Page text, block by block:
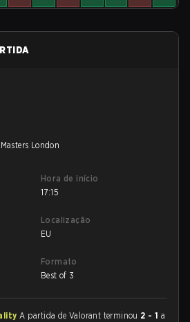
London
Hora de início
17:15
Localização
EU
Formato
Best of 3
A partida de Valorant terminou 2 - 1 a